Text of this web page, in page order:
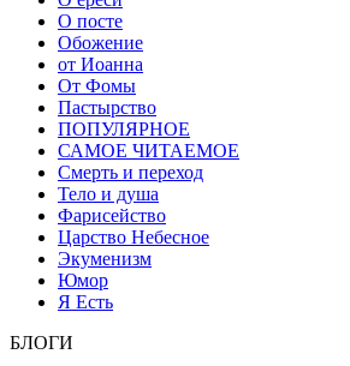
О посте
Обожение
от Иоанна
От Фомы
Пастырство
ПОПУЛЯРНОЕ
САМОЕ ЧИТАЕМОЕ
Смерть и переход
Тело и душа
Фарисейство
Царство Небесное
Экуменизм
Юмор
Я Есть
БЛОГИ